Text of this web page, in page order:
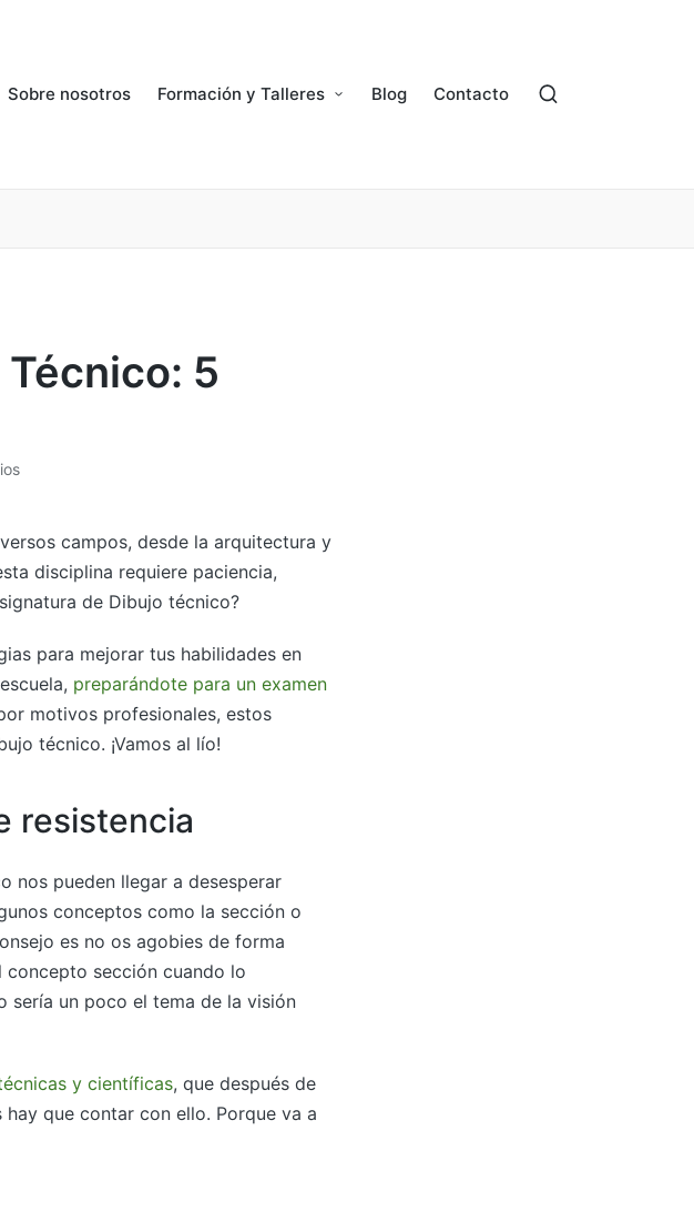
Sobre nosotros Formación y Talleres Blog Contacto
5
campos, desde la arquitectura y
disciplina requiere paciencia,
de Dibujo técnico?
para mejorar tus habilidades en
preparándote para un examen
motivos profesionales, estos
técnico. ¡Vamos al lío!
resistencia
nos pueden llegar a desesperar
conceptos como la sección o
es no os agobies de forma
concepto sección cuando lo
sería un poco el tema de la visión
y científicas, que después de
que contar con ello. Porque va a